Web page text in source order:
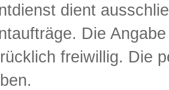
dient
Die
freiwillig. Die